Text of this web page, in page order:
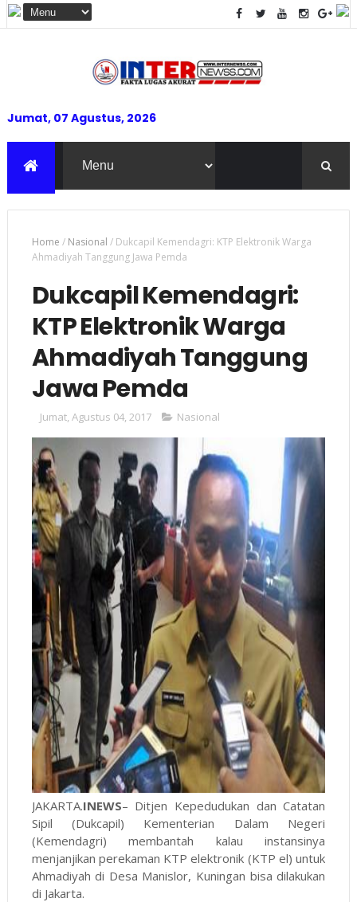
Jumat, 07 Agustus, 2026
Home / Nasional / Dukcapil Kemendagri: KTP Elektronik Warga
Ahmadiyah Tanggung Jawa Pemda
Dukcapil Kemendagri:
KTP Elektronik Warga
Ahmadiyah Tanggung
Jawa Pemda
Jumat, Agustus 04, 2017 Nasional
JAKARTA.INEWS– Ditjen Kepedudukan dan Catatan
Sipil (Dukcapil) Kementerian Dalam Negeri
(Kemendagri) membantah kalau instansinya
menjanjikan perekaman KTP elektronik (KTP el) untuk
Ahmadiyah di Desa Manislor, Kuningan bisa dilakukan
di Jakarta.